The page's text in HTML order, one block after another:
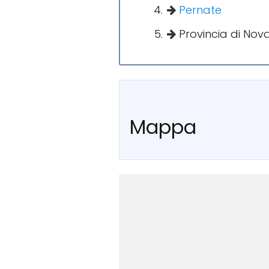
Pernate
Provincia di
Mappa